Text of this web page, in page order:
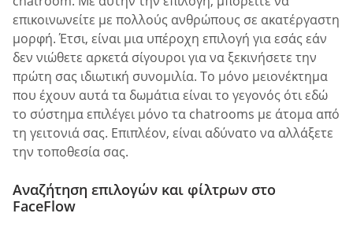
επικοινωνείτε με πολλούς ανθρώπους σε ακατέργαστη
μορφή. Έτσι, είναι μια υπέροχη επιλογή για εσάς εάν
δεν νιώθετε αρκετά σίγουροι για να ξεκινήσετε την
πρώτη σας ιδιωτική συνομιλία. Το μόνο μειονέκτημα
που έχουν αυτά τα δωμάτια είναι το γεγονός ότι εδώ
το σύστημα επιλέγει μόνο τα chatrooms με άτομα από
τη γειτονιά σας. Επιπλέον, είναι αδύνατο να αλλάξετε
την τοποθεσία σας.
Αναζήτηση επιλογών και φίλτρων στο
FaceFlow